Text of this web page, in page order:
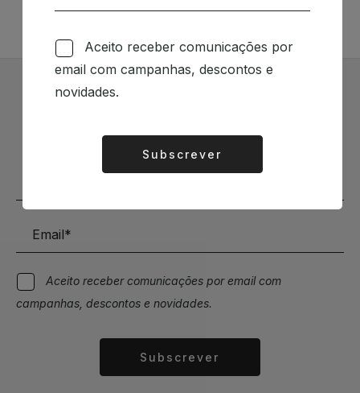
Mantenha-se a par das novidades e descontos
Aceito receber comunicações por email com
campanhas, descontos e novidades.
Subscrever
Aceito receber comunicações por
email com campanhas, descontos e
novidades.
Subscrever